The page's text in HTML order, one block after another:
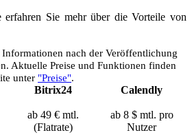
erfahren Sie mehr über die Vorteile von
Informationen nach der Veröffentlichung
Aktuelle Preise und Funktionen finden
unter "Preise".
Bitrix24
Calendly
ab 49 € mtl.
(Flatrate)
ab 8 $ mtl. pro
Nutzer